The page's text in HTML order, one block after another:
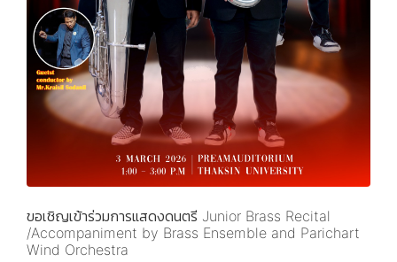
ขอเชิญเข้าร่วมการแสดงดนตรี Junior Brass Recital
/Accompaniment by Brass Ensemble and Parichart
Wind Orchestra